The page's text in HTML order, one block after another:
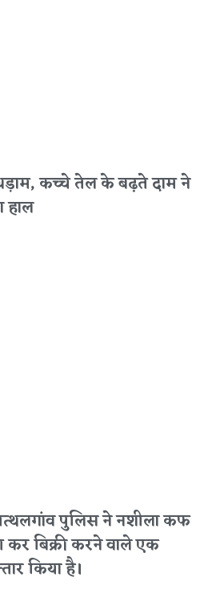
कच्चे तेल के बढ़ते दाम ने
हाल
पुलिस ने नशीला कफ
कर बिक्री करने वाले एक
किया है।